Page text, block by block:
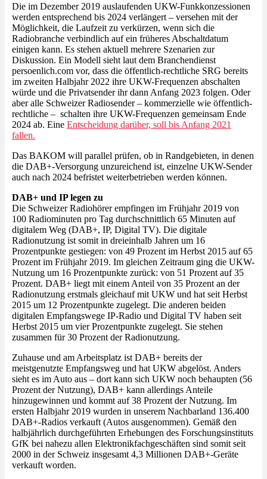
Die im Dezember 2019 auslaufenden UKW-Funkkonzessionen
werden entsprechend bis 2024 verlängert – versehen mit der
Möglichkeit, die Laufzeit zu verkürzen, wenn sich die
Radiobranche verbindlich auf ein früheres Abschaltdatum
einigen kann. Es stehen aktuell mehrere Szenarien zur
Diskussion. Ein Modell sieht laut dem Branchendienst
persoenlich.com vor, dass die öffentlich-rechtliche SRG bereits
im zweiten Halbjahr 2022 ihre UKW-Frequenzen abschalten
würde und die Privatsender ihr dann Anfang 2023 folgen. Oder
aber alle Schweizer Radiosender – kommerzielle wie öffentlich-
rechtliche – schalten ihre UKW-Frequenzen gemeinsam Ende
2024 ab. Eine Entscheidung darüber, soll bis Anfang 2021
fallen.
Das BAKOM will parallel prüfen, ob in Randgebieten, in denen
die DAB+-Versorgung unzureichend ist, einzelne UKW-Sender
auch nach 2024 befristet weiterbetrieben werden können.
DAB+ und IP legen zu
Die Schweizer Radiohörer empfingen im Frühjahr 2019 von
100 Radiominuten pro Tag durchschnittlich 65 Minuten auf
digitalem Weg (DAB+, IP, Digital TV). Die digitale
Radionutzung ist somit in dreieinhalb Jahren um 16
Prozentpunkte gestiegen: von 49 Prozent im Herbst 2015 auf 65
Prozent im Frühjahr 2019. Im gleichen Zeitraum ging die UKW-
Nutzung um 16 Prozentpunkte zurück: von 51 Prozent auf 35
Prozent. DAB+ liegt mit einem Anteil von 35 Prozent an der
Radionutzung erstmals gleichauf mit UKW und hat seit Herbst
2015 um 12 Prozentpunkte zugelegt. Die anderen beiden
digitalen Empfangswege IP-Radio und Digital TV haben seit
Herbst 2015 um vier Prozentpunkte zugelegt. Sie stehen
zusammen für 30 Prozent der Radionutzung.
Zuhause und am Arbeitsplatz ist DAB+ bereits der
meistgenutzte Empfangsweg und hat UKW abgelöst. Anders
sieht es im Auto aus – dort kann sich UKW noch behaupten (56
Prozent der Nutzung), DAB+ kann allerdings Anteile
hinzugewinnen und kommt auf 38 Prozent der Nutzung. Im
ersten Halbjahr 2019 wurden in unserem Nachbarland 136.400
DAB+-Radios verkauft (Autos ausgenommen). Gemäß den
halbjährlich durchgeführten Erhebungen des Forschungsinstituts
GfK bei nahezu allen Elektronikfachgeschäften sind somit seit
2000 in der Schweiz insgesamt 4,3 Millionen DAB+-Geräte
verkauft worden.